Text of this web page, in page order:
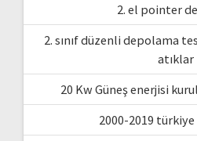
2. el pointer
2. sınıf düzenli depolama
atıklar
20 Kw Güneş enerjisi
2000-2019